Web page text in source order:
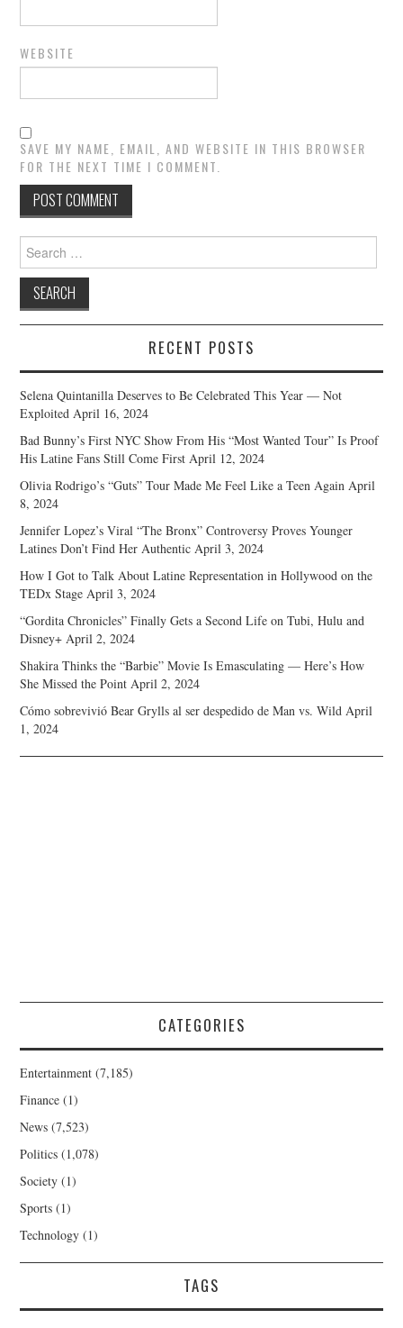
WEBSITE
SAVE MY NAME, EMAIL, AND WEBSITE IN THIS BROWSER
FOR THE NEXT TIME I COMMENT.
Search
for:
RECENT POSTS
Selena Quintanilla Deserves to Be Celebrated This Year — Not
Exploited April 16, 2024
Bad Bunny’s First NYC Show From His “Most Wanted Tour” Is Proof
His Latine Fans Still Come First April 12, 2024
Olivia Rodrigo’s “Guts” Tour Made Me Feel Like a Teen Again April
8, 2024
Jennifer Lopez’s Viral “The Bronx” Controversy Proves Younger
Latines Don’t Find Her Authentic April 3, 2024
How I Got to Talk About Latine Representation in Hollywood on the
TEDx Stage April 3, 2024
“Gordita Chronicles” Finally Gets a Second Life on Tubi, Hulu and
Disney+ April 2, 2024
Shakira Thinks the “Barbie” Movie Is Emasculating — Here’s How
She Missed the Point April 2, 2024
Cómo sobrevivió Bear Grylls al ser despedido de Man vs. Wild April
1, 2024
CATEGORIES
Entertainment (7,185)
Finance (1)
News (7,523)
Politics (1,078)
Society (1)
Sports (1)
Technology (1)
TAGS